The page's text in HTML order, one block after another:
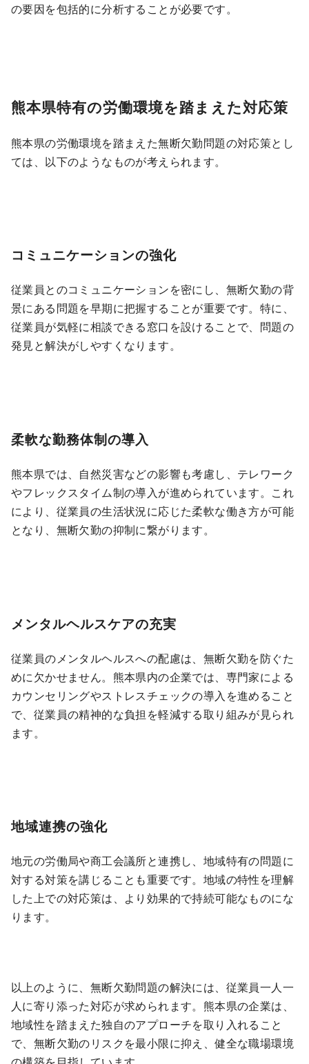
の要因を包括的に分析することが必要です。
熊本県特有の労働環境を踏まえた対応策
熊本県の労働環境を踏まえた無断欠勤問題の対応策とし
ては、以下のようなものが考えられます。
コミュニケーションの強化
従業員とのコミュニケーションを密にし、無断欠勤の背
景にある問題を早期に把握することが重要です。特に、
従業員が気軽に相談できる窓口を設けることで、問題の
発見と解決がしやすくなります。
柔軟な勤務体制の導入
熊本県では、自然災害などの影響も考慮し、テレワーク
やフレックスタイム制の導入が進められています。これ
により、従業員の生活状況に応じた柔軟な働き方が可能
となり、無断欠勤の抑制に繋がります。
メンタルヘルスケアの充実
従業員のメンタルヘルスへの配慮は、無断欠勤を防ぐた
めに欠かせません。熊本県内の企業では、専門家による
カウンセリングやストレスチェックの導入を進めること
で、従業員の精神的な負担を軽減する取り組みが見られ
ます。
地域連携の強化
地元の労働局や商工会議所と連携し、地域特有の問題に
対する対策を講じることも重要です。地域の特性を理解
した上での対応策は、より効果的で持続可能なものにな
ります。
以上のように、無断欠勤問題の解決には、従業員一人一
人に寄り添った対応が求められます。熊本県の企業は、
地域性を踏まえた独自のアプローチを取り入れること
で、無断欠勤のリスクを最小限に抑え、健全な職場環境